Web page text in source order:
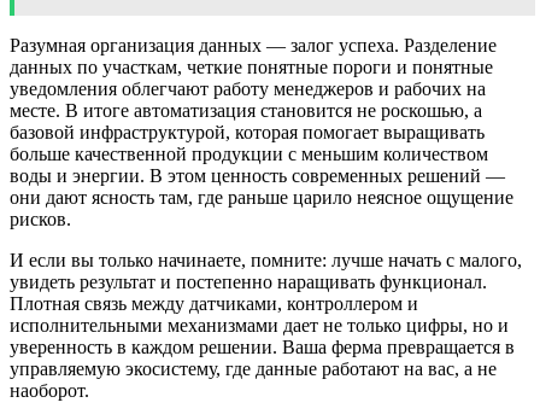
Разумная организация данных — залог успеха. Разделение
данных по участкам, четкие понятные пороги и понятные
уведомления облегчают работу менеджеров и рабочих на
месте. В итоге автоматизация становится не роскошью, а
базовой инфраструктурой, которая помогает выращивать
больше качественной продукции с меньшим количеством
воды и энергии. В этом ценность современных решений —
они дают ясность там, где раньше царило неясное ощущение
рисков.
И если вы только начинаете, помните: лучше начать с малого,
увидеть результат и постепенно наращивать функционал.
Плотная связь между датчиками, контроллером и
исполнительными механизмами дает не только цифры, но и
уверенность в каждом решении. Ваша ферма превращается в
управляемую экосистему, где данные работают на вас, а не
наоборот.